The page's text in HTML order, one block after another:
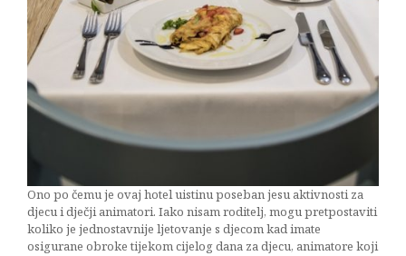
Ono po čemu je ovaj hotel uistinu poseban jesu aktivnosti za
djecu i dječji animatori. Iako nisam roditelj, mogu pretpostaviti
koliko je jednostavnije ljetovanje s djecom kad imate
osigurane obroke tijekom cijelog dana za djecu, animatore koji